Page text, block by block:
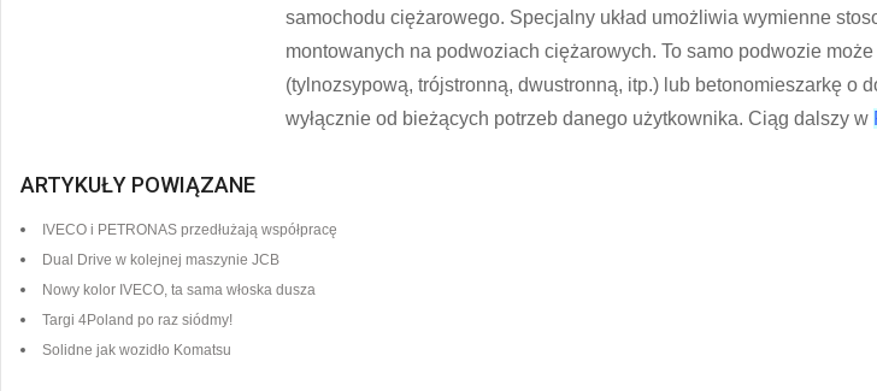
samochodu ciężarowego. Specjalny układ umożliwia wymienne
montowanych na podwoziach ciężarowych. To samo podwozie
(tylnozsypową, trójstronną, dwustronną, itp.) lub betonomieszarkę o
wyłącznie od bieżących potrzeb danego użytkownika. Ciąg dalszy w
ARTYKUŁY POWIĄZANE
IVECO i PETRONAS przedłużają współpracę
Dual Drive w kolejnej maszynie JCB
Nowy kolor IVECO, ta sama włoska dusza
Targi 4Poland po raz siódmy!
Solidne jak wozidło Komatsu